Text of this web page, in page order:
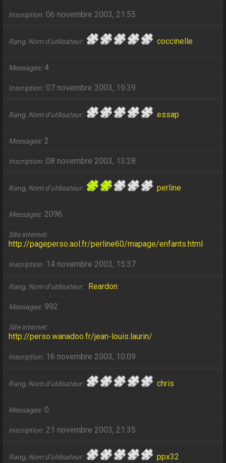
Inscription 06 novembre 2003, 21:55
Rang, Nom d’utilisateur coccinelle
Messages 4
Inscription 07 novembre 2003, 19:39
Rang, Nom d’utilisateur essap
Messages 2
Inscription 08 novembre 2003, 13:28
Rang, Nom d’utilisateur perline
Messages 2096
Site internet
http://pageperso.aol.fr/perline60/mapage/enfants.html
Inscription 14 novembre 2003, 15:37
Rang, Nom d’utilisateur Reardon
Messages 992
Site internet
http://perso.wanadoo.fr/jean-louis.laurin/
Inscription 16 novembre 2003, 10:09
Rang, Nom d’utilisateur chris
Messages 0
Inscription 21 novembre 2003, 21:35
Rang, Nom d’utilisateur ppx32